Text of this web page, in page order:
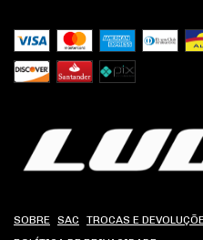
SOBRE SAC TROCAS E